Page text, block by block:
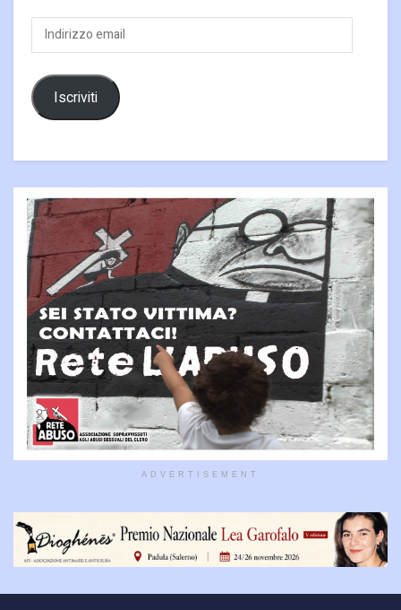
Indirizzo
email
Iscriviti
ADVERTISEMENT